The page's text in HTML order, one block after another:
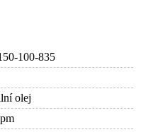
100-835
olej